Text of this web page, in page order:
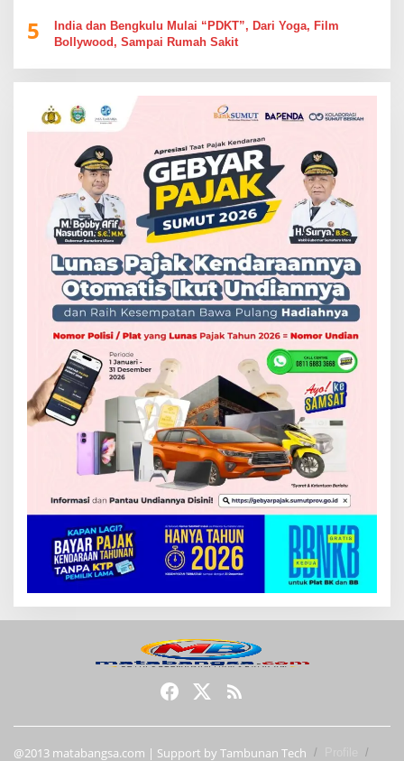
5
India dan Bengkulu Mulai “PDKT”, Dari Yoga, Film
Bollywood, Sampai Rumah Sakit
@2013 matabangsa.com | Support by Tambunan Tech